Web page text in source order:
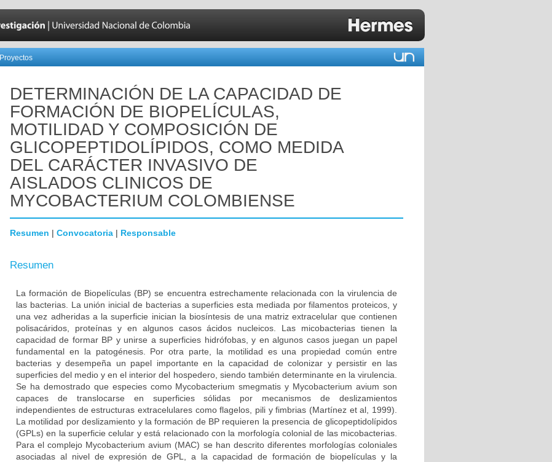
Proyectos
DETERMINACIÓN DE LA CAPACIDAD DE
FORMACIÓN DE BIOPELÍCULAS,
MOTILIDAD Y COMPOSICIÓN DE
GLICOPEPTIDOLÍPIDOS, COMO MEDIDA
DEL CARÁCTER INVASIVO DE
AISLADOS CLINICOS DE
MYCOBACTERIUM COLOMBIENSE
Resumen | Convocatoria | Responsable
Resumen
La formación de Biopelículas (BP) se encuentra estrechamente relacionada con la virulencia de
las bacterias. La unión inicial de bacterias a superficies esta mediada por filamentos proteicos, y
una vez adheridas a la superficie inician la biosíntesis de una matriz extracelular que contienen
polisacáridos, proteínas y en algunos casos ácidos nucleicos. Las micobacterias tienen la
capacidad de formar BP y unirse a superficies hidrófobas, y en algunos casos juegan un papel
fundamental en la patogénesis. Por otra parte, la motilidad es una propiedad común entre
bacterias y desempeña un papel importante en la capacidad de colonizar y persistir en las
superficies del medio y en el interior del hospedero, siendo también determinante en la virulencia.
Se ha demostrado que especies como Mycobacterium smegmatis y Mycobacterium avium son
capaces de translocarse en superficies sólidas por mecanismos de deslizamientos
independientes de estructuras extracelulares como flagelos, pili y fimbrias (Martínez et al, 1999).
La motilidad por deslizamiento y la formación de BP requieren la presencia de glicopeptidolípidos
(GPLs) en la superficie celular y está relacionado con la morfología colonial de las micobacterias.
Para el complejo Mycobacterium avium (MAC) se han descrito diferentes morfologías coloniales
asociadas al nivel de expresión de GPL, a la capacidad de formación de biopelículas y la